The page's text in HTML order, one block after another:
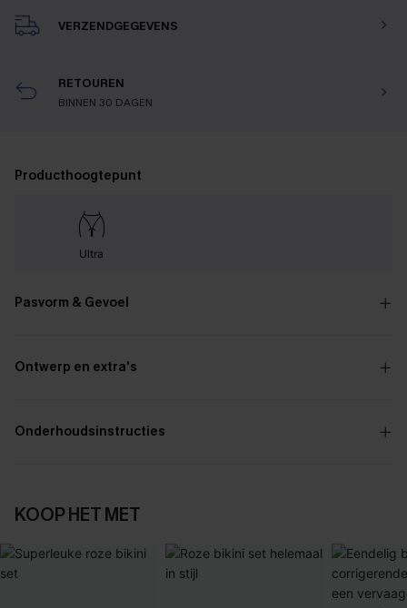
VERZENDGEGEVENS
RETOUREN
BINNEN 30 DAGEN
Producthoogtepunt
Ultra
Pasvorm & Gevoel
Ontwerp en extra's
Onderhoudsinstructies
KOOP HET MET